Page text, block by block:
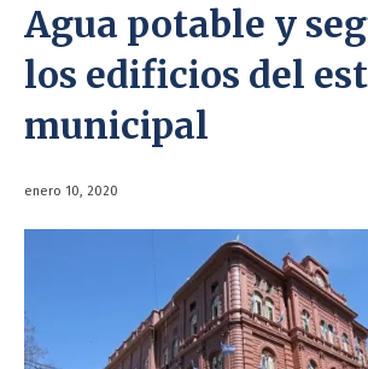
Agua potable y
los edificios del
municipal
enero 10, 2020